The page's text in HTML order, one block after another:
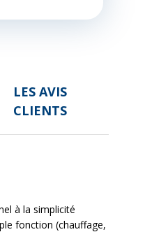
LES AVIS
CLIENTS
à la simplicité
fonction (chauffage,